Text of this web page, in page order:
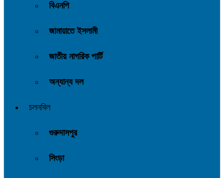
বিএনপি
জামায়াতে ইসলামী
জাতীয় নাগরিক পার্টি
অন্যান্য দল
চলনবিল
গুরুদাসপুর
সিংড়া